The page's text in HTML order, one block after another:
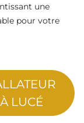
une
pour votre
LUCÉ